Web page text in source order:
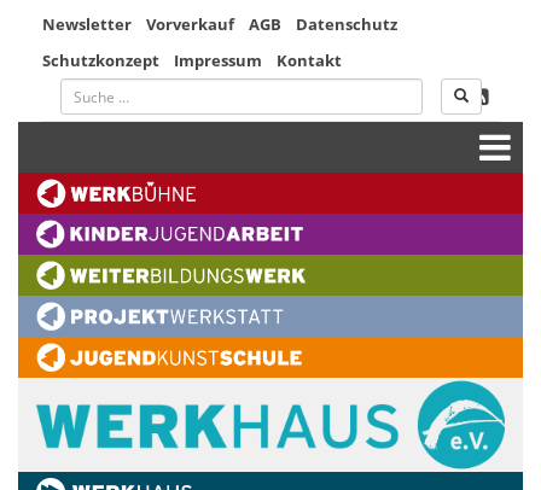
Newsletter Vorverkauf AGB
Datenschutz
Schutzkonzept
Impressum Kontakt